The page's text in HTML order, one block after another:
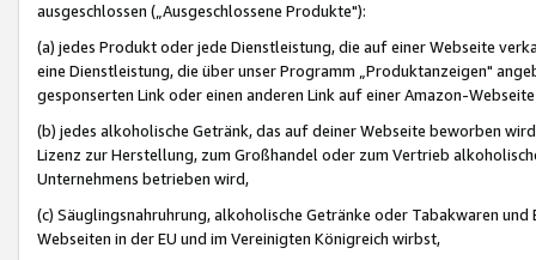
ausgeschlossen („Ausgeschlossene Produkte"):
(a) jedes Produkt oder jede Dienstleistung, die auf einer Webseite
eine Dienstleistung, die über unser Programm „Produktanzeigen"
gesponserten Link oder einen anderen Link auf einer Amazon-
(b) jedes alkoholische Getränk, das auf deiner Webseite beworben
Lizenz zur Herstellung, zum Großhandel oder zum Vertrieb
Unternehmens betrieben wird,
(c) Säuglingsnahruhrung, alkoholische Getränke oder Tabakwaren
Webseiten in der EU und im Vereinigten Königreich wirbst,